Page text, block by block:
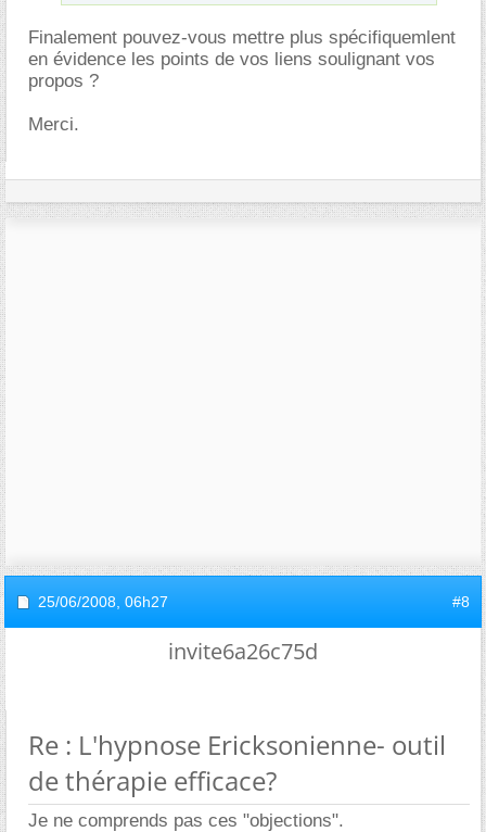
Finalement pouvez-vous mettre plus spécifiquemlent
en évidence les points de vos liens soulignant vos
propos ?
Merci.
25/06/2008, 06h27 #8
invite6a26c75d
Re : L'hypnose Ericksonienne- outil
de thérapie efficace?
Je ne comprends pas ces "objections".